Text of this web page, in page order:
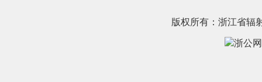
版权所有：浙江省辐
浙公